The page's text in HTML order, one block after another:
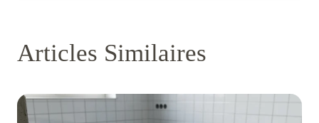
Articles Similaires